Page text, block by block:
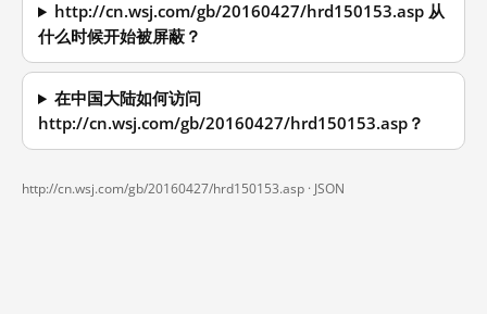
http://cn.wsj.com/gb/20160427/hrd150153.asp 从
什么时候开始被屏蔽？
在中国大陆如何访问
http://cn.wsj.com/gb/20160427/hrd150153.asp？
http://cn.wsj.com/gb/20160427/hrd150153.asp · JSON